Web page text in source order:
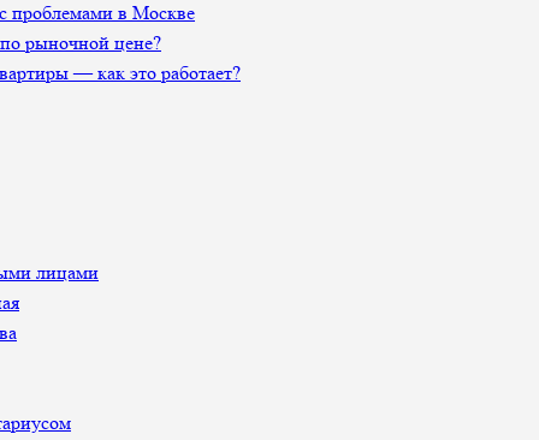
проблемами в Москве
рыночной цене?
— как это работает?
лицами